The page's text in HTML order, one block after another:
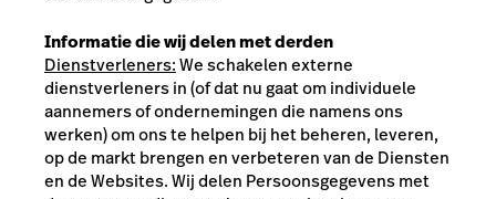
Informatie die wij delen met derden
Dienstverleners:We schakelen externe
dienstverleners in (of dat nu gaat om individuele
aannemers of ondernemingen die namens ons
werken) om ons te helpen bij het beheren, leveren,
op de markt brengen en verbeteren van de Diensten
en de Websites. Wij delen Persoonsgegevens met